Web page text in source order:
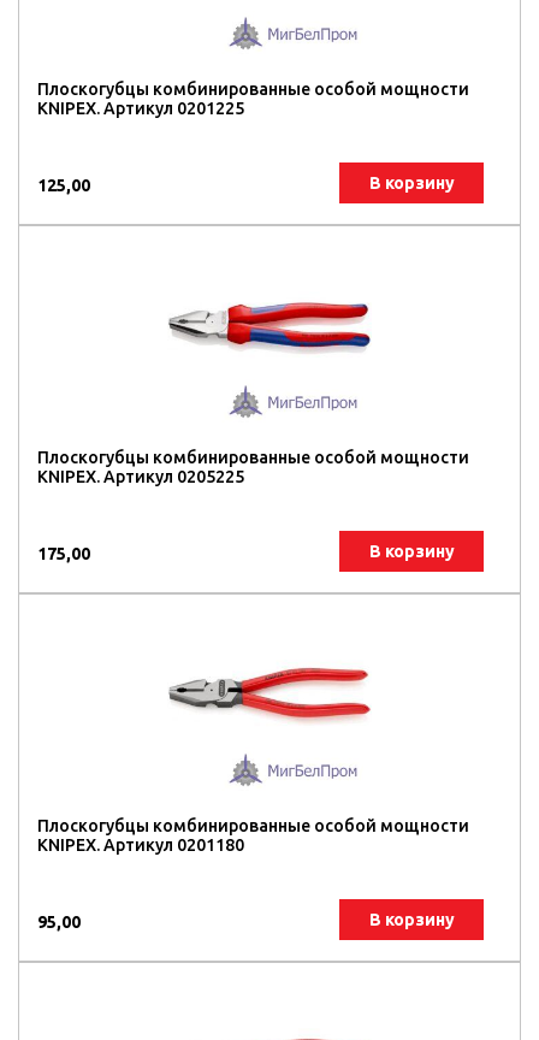
Плоскогубцы комбинированные особой мощности
KNIPEX. Артикул 0201225
125,00 В корзину
Плоскогубцы комбинированные особой мощности
KNIPEX. Артикул 0205225
175,00 В корзину
Плоскогубцы комбинированные особой мощности
KNIPEX. Артикул 0201180
95,00 В корзину